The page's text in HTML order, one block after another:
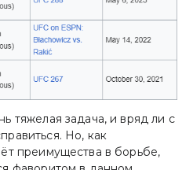
тяжелая задача, и вряд ли с
Но, как
преимущества в борьбе,